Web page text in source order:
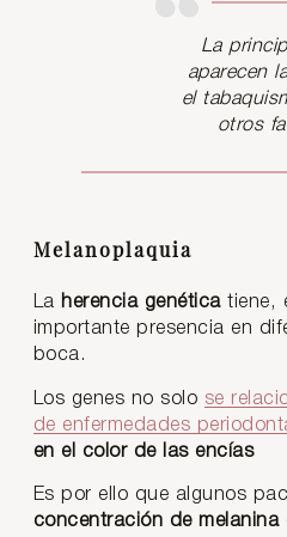
La
aparecen
el
otros
Melanoplaquia
La herencia genéticatiene,
importante presencia en
boca.
Los genes no solo se
de enfermedades
en el color de las encías
Es por ello que algunos
concentración de melanina